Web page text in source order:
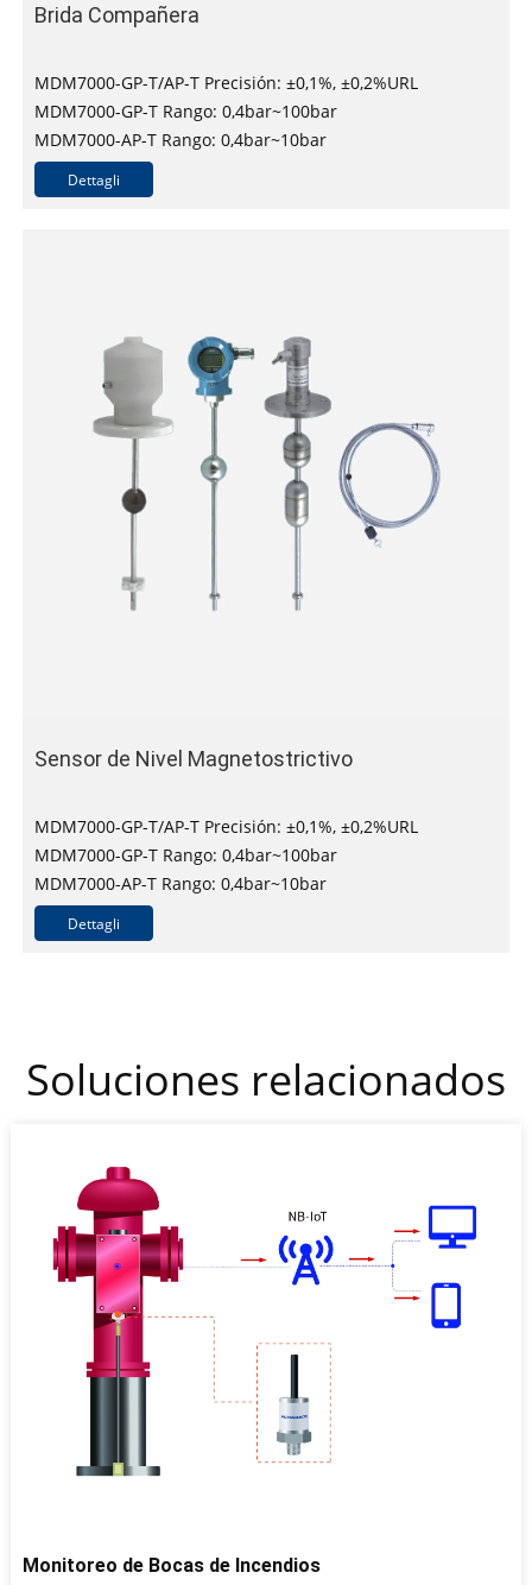
Brida Compañera
MDM7000-GP-T/AP-T Precisión: ±0,1%, ±0,2%URL
MDM7000-GP-T Rango: 0,4bar~100bar
MDM7000-AP-T Rango: 0,4bar~10bar
Dettagli
Sensor de Nivel Magnetostrictivo
MDM7000-GP-T/AP-T Precisión: ±0,1%, ±0,2%URL
MDM7000-GP-T Rango: 0,4bar~100bar
MDM7000-AP-T Rango: 0,4bar~10bar
Dettagli
Soluciones relacionados
Monitoreo de Bocas de Incendios